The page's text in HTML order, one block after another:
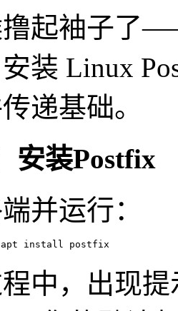
袖子了——
装 Linux
递基础。
安装Postfix
运行：
apt install postfix
，出现提